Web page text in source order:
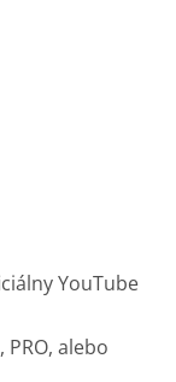
YouTube
PRO, alebo